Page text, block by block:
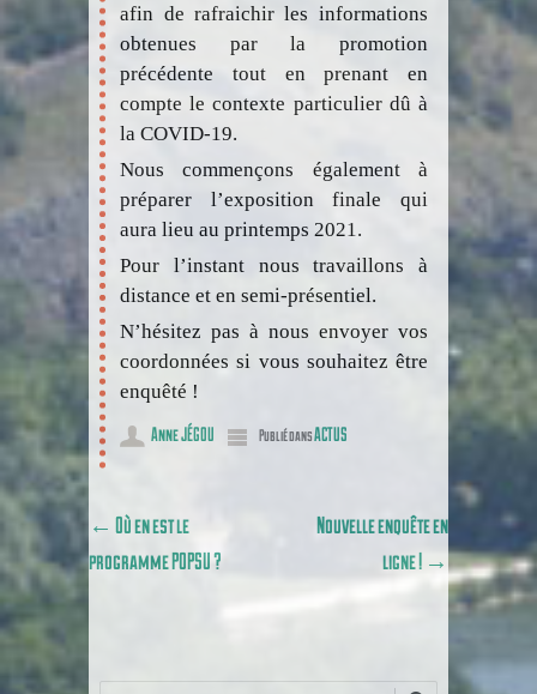
afin de rafraichir les informations
obtenues par la promotion
précédente tout en prenant en
compte le contexte particulier dû à
la COVID-19.
Nous commençons également à
préparer l’exposition finale qui
aura lieu au printemps 2021.
Pour l’instant nous travaillons à
distance et en semi-présentiel.
N’hésitez pas à nous envoyer vos
coordonnées si vous souhaitez être
enquêté !
Anne JÉGOU
Publié dansACTUS
Poster navigation
← Où en est le
programme POPSU ?
Nouvelle enquête en
ligne ! →